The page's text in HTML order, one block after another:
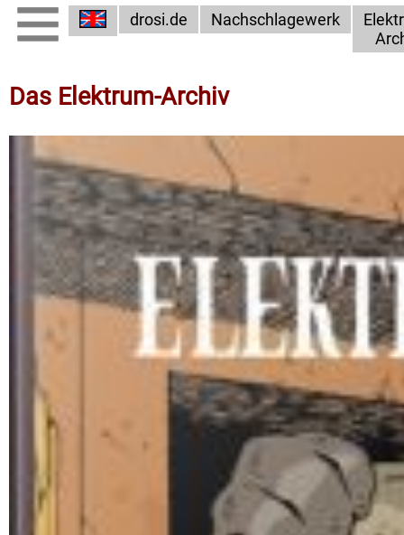
drosi.de Nachschlagewerk
Das Elektrum-Archiv